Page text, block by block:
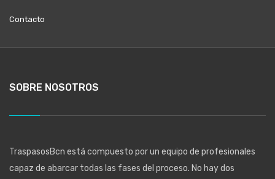
Contacto
SOBRE NOSOTROS
TraspasosBcn está compuesto por un equipo de profesionales
capaz de abarcar todas las fases del proceso. No hay dos